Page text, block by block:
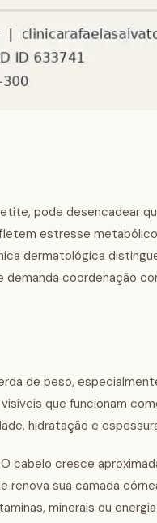
pode desencadear
estresse
dermatológica
coordenação
de peso,
que funcionam
hidratação e
cabelo cresce
renova sua camada
minerais ou